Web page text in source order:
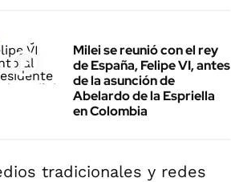
Milei se reunió con el rey
de España, Felipe VI, antes
de la asunción de
Abelardo de la Espriella
en Colombia
tradicionales y redes